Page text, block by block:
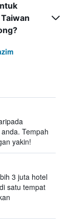
Tempah
yakin!
3 juta hotel
satu tempat